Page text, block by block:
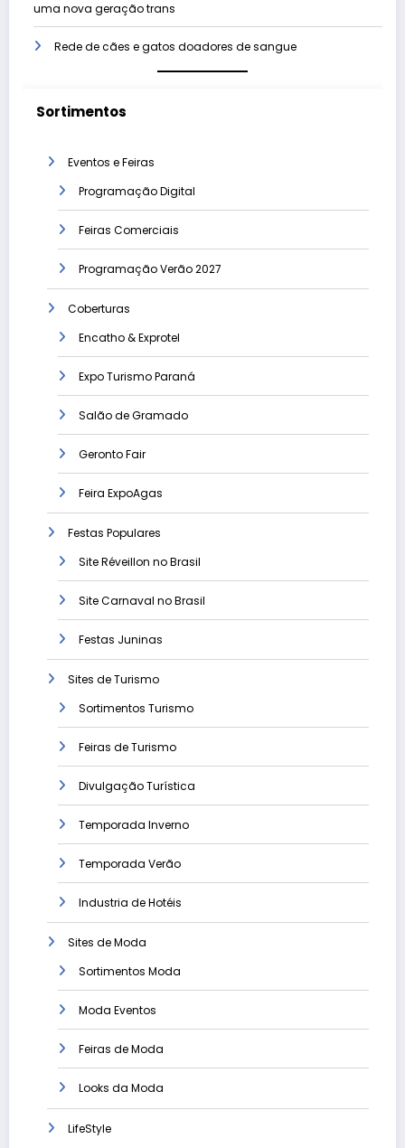
uma nova geração trans
Rede de cães e gatos doadores de sangue
Sortimentos
Eventos e Feiras
Programação Digital
Feiras Comerciais
Programação Verão 2027
Coberturas
Encatho & Exprotel
Expo Turismo Paraná
Salão de Gramado
Geronto Fair
Feira ExpoAgas
Festas Populares
Site Réveillon no Brasil
Site Carnaval no Brasil
Festas Juninas
Sites de Turismo
Sortimentos Turismo
Feiras de Turismo
Divulgação Turística
Temporada Inverno
Temporada Verão
Industria de Hotéis
Sites de Moda
Sortimentos Moda
Moda Eventos
Feiras de Moda
Looks da Moda
LifeStyle